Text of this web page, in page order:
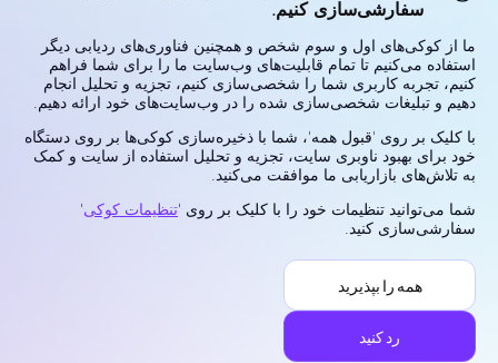
اساس تغییرات نظارتی بررسی و به‌روزرسانی می‌کند.
هشدار ریسک:
(فارکس) محصولات اهرمی هستند و ریسک بالایی از دست دادن سریع
سرمایه را تحمل می‌کنند. معامله این ابزارها ممکن است برای همه
سرمایه‌گذاران مناسب نباشد. پتانسیل سود یا زیان شما به طور مستقیم
به نوسانات قیمت بازار مرتبط است. قبل از معامله، اهداف
سرمایه‌گذاری، سطح تجربه، وضعیت مالی و تحمل ریسک خود را به
دقت در نظر بگیرید. اگر در مورد ریسک‌ها یا شرایط معامله مطمئن
نیستید، مشاوره مستقل از یک مشاور مالی معتبر دریافت کنید. با
وجوهی که نمی‌توانید از دست بدهید، معامله نکنید.
حریم خصوصی و امنیت
شرایط استفاده
سیاست کوکی‌ها
افشای ریسک
رسیدگی به شکایات
©2026 نیس. تمامی حقوق محفوظ است.
سفارشی‌سازی کنیم.
ما از کوکی‌های اول و سوم شخص و همچنین فناوری‌های ردیابی دیگر
استفاده می‌کنیم تا تمام قابلیت‌های وب‌سایت ما را برای شما فراهم
کنیم، تجربه کاربری شما را شخصی‌سازی کنیم، تجزیه و تحلیل انجام
دهیم و تبلیغات شخصی‌سازی شده را در وب‌سایت‌های خود ارائه دهیم.
با کلیک بر روی 'قبول همه'، شما با ذخیره‌سازی کوکی‌ها بر روی دستگاه
خود برای بهبود ناوبری سایت، تجزیه و تحلیل استفاده از سایت و کمک
به تلاش‌های بازاریابی ما موافقت می‌کنید.
شما می‌توانید تنظیمات خود را با کلیک بر روی 'تنظیمات کوکی'
سفارشی‌سازی کنید.
همه را بپذیرید
رد کنید